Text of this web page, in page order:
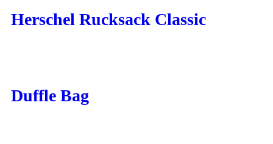
Herschel Rucksack Classic
Duffle Bag